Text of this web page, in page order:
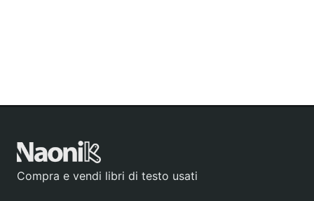
Compra e vendi libri di testo usati